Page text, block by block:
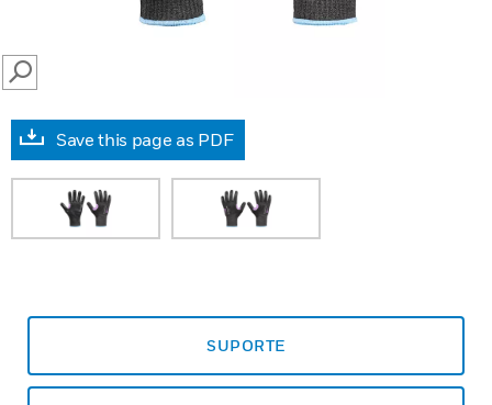
SEARCH
Save this page as PDF
SUPORTE